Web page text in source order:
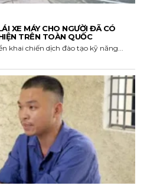
XE MÁY CHO NGƯỜI ĐÃ CÓ
TRÊN TOÀN QUỐC
khai chiến dịch đào tạo kỹ năng...